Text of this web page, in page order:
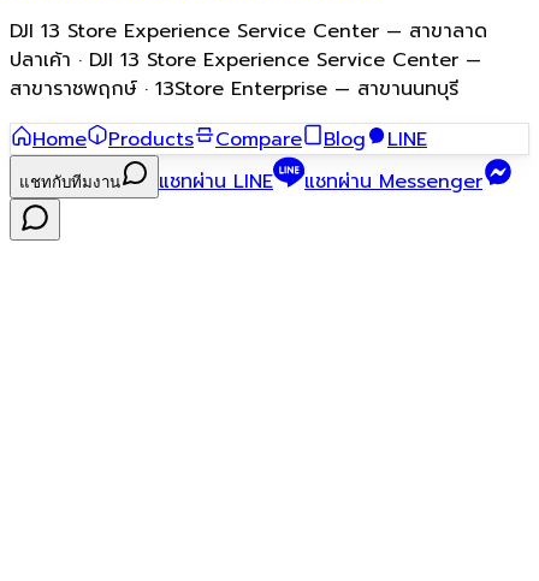
DJI 13 Store Experience Service Center — สาขาลาด
ปลาเค้า · DJI 13 Store Experience Service Center —
สาขาราชพฤกษ์ · 13Store Enterprise — สาขานนทบุรี
Home
Products Compare Blog LINE
แชทกับทีมงาน แชทผ่าน LINE แชทผ่าน Messenger